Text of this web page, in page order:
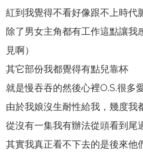
紅到我覺得不看好像跟不上時代
除了男女主角都有工作這點讓我
見啊）
其它部份我都覺得有點兒靠杯
就是慢吞吞的然後心裡O.S.很多
由於我娘沒生耐性給我，幾度我
從沒有一集我有辦法從頭看到尾
其實我真正看不下去的是後來他